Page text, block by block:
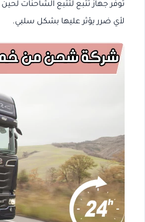
توفر جهاز تتبع لتتبع الشاحنات
لأي ضرر يؤثر عليها بشكل سلبي.